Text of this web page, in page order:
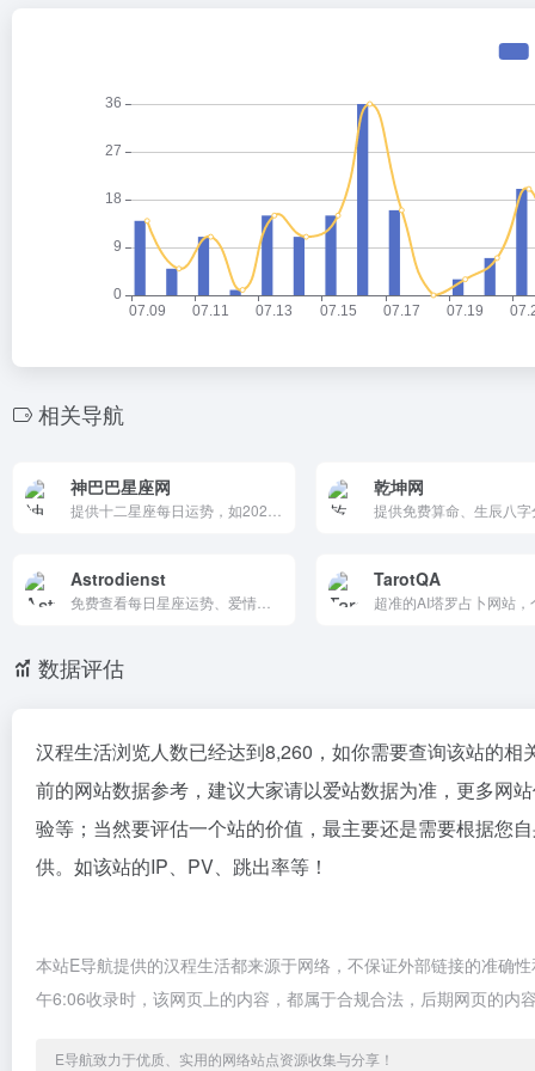
相关导航
神巴巴星座网 乾坤网
Astrodienst TarotQA
数据评估
汉程生活浏览人数已经达到8,260，如你需要查询该站的相
前的网站数据参考，建议大家请以爱站数据为准，更多网
验等；当然要评估一个站的价值，最主要还是需要根据您
供。如该站的IP、PV、跳出率等！
本站E导航提供的汉程生活都来源于网络，不保证外部链接的准确
午6:06收录时，该网页上的内容，都属于合规合法，后期网页的
E导航致力于优质、实用的网络站点资源收集与分享！